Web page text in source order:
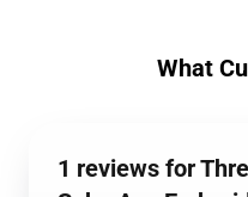
What
1 reviews for